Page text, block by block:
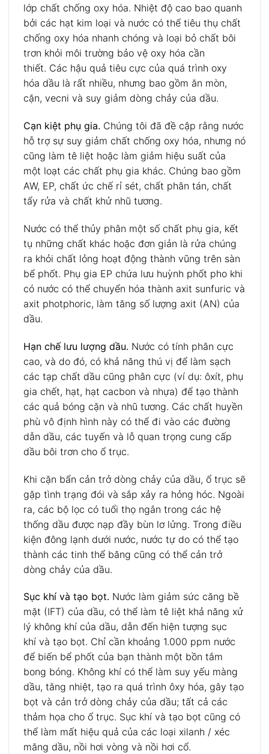
lớp chất chống oxy hóa. Nhiệt độ cao bao quanh
bởi các hạt kim loại và nước có thể tiêu thụ chất
chống oxy hóa nhanh chóng và loại bỏ chất bôi
trơn khỏi môi trường bảo vệ oxy hóa cần
thiết. Các hậu quả tiêu cực của quá trình oxy
hóa dầu là rất nhiều, nhưng bao gồm ăn mòn,
cặn, vecni và suy giảm dòng chảy của dầu.
Cạn kiệt phụ gia. Chúng tôi đã đề cập rằng nước
hỗ trợ sự suy giảm chất chống oxy hóa, nhưng nó
cũng làm tê liệt hoặc làm giảm hiệu suất của
một loạt các chất phụ gia khác. Chúng bao gồm
AW, EP, chất ức chế rỉ sét, chất phân tán, chất
tẩy rửa và chất khử nhũ tương.
Nước có thể thủy phân một số chất phụ gia, kết
tụ những chất khác hoặc đơn giản là rửa chúng
ra khỏi chất lỏng hoạt động thành vũng trên sàn
bể phốt. Phụ gia EP chứa lưu huỳnh phốt pho khi
có nước có thể chuyển hóa thành axit sunfuric và
axit photphoric, làm tăng số lượng axit (AN) của
dầu.
Hạn chế lưu lượng dầu. Nước có tính phân cực
cao, và do đó, có khả năng thú vị để làm sạch
các tạp chất dầu cũng phân cực (ví dụ: ôxít, phụ
gia chết, hạt, hạt cacbon và nhựa) để tạo thành
các quả bóng cặn và nhũ tương. Các chất huyền
phù vô định hình này có thể đi vào các đường
dẫn dầu, các tuyến và lỗ quan trọng cung cấp
dầu bôi trơn cho ổ trục.
Khi cặn bẩn cản trở dòng chảy của dầu, ổ trục sẽ
gặp tình trạng đói và sắp xảy ra hỏng hóc. Ngoài
ra, các bộ lọc có tuổi thọ ngắn trong các hệ
thống dầu được nạp đầy bùn lơ lửng. Trong điều
kiện đông lạnh dưới nước, nước tự do có thể tạo
thành các tinh thể băng cũng có thể cản trở
dòng chảy của dầu.
Sục khí và tạo bọt. Nước làm giảm sức căng bề
mặt (IFT) của dầu, có thể làm tê liệt khả năng xử
lý không khí của dầu, dẫn đến hiện tượng sục
khí và tạo bọt. Chỉ cần khoảng 1.000 ppm nước
để biến bể phốt của bạn thành một bồn tắm
bong bóng. Không khí có thể làm suy yếu màng
dầu, tăng nhiệt, tạo ra quá trình ôxy hóa, gây tạo
bọt và cản trở dòng chảy của dầu; tất cả các
thảm họa cho ổ trục. Sục khí và tạo bọt cũng có
thể làm mất hiệu quả của các loại xilanh / xéc
măng dầu, nồi hơi vòng và nồi hơi cổ.